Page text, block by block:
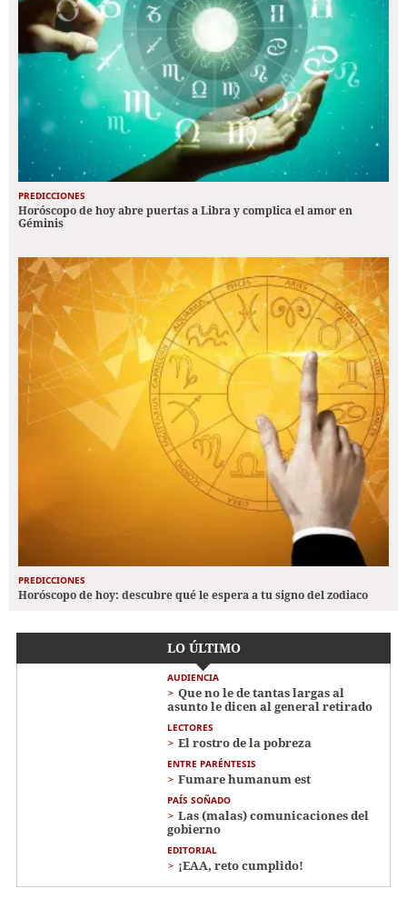
PREDICCIONES
Horóscopo de hoy abre puertas a Libra y complica el amor en
Géminis
PREDICCIONES
Horóscopo de hoy: descubre qué le espera a tu signo del zodiaco
LO ÚLTIMO
AUDIENCIA
Que no le de tantas largas al
asunto le dicen al general retirado
LECTORES
El rostro de la pobreza
ENTRE PARÉNTESIS
Fumare humanum est
PAÍS SOÑADO
Las (malas) comunicaciones del
gobierno
EDITORIAL
¡EAA, reto cumplido!